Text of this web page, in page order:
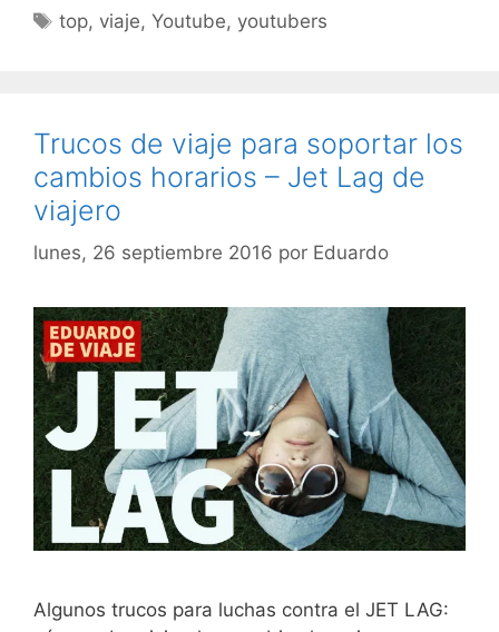
Etiquetas
top, viaje,Youtube, youtubers
Trucos de viaje para soportar los
cambios horarios – Jet Lag de
viajero
lunes, 26 septiembre 2016 por Eduardo
Algunos trucos para luchas contra el JET LAG: